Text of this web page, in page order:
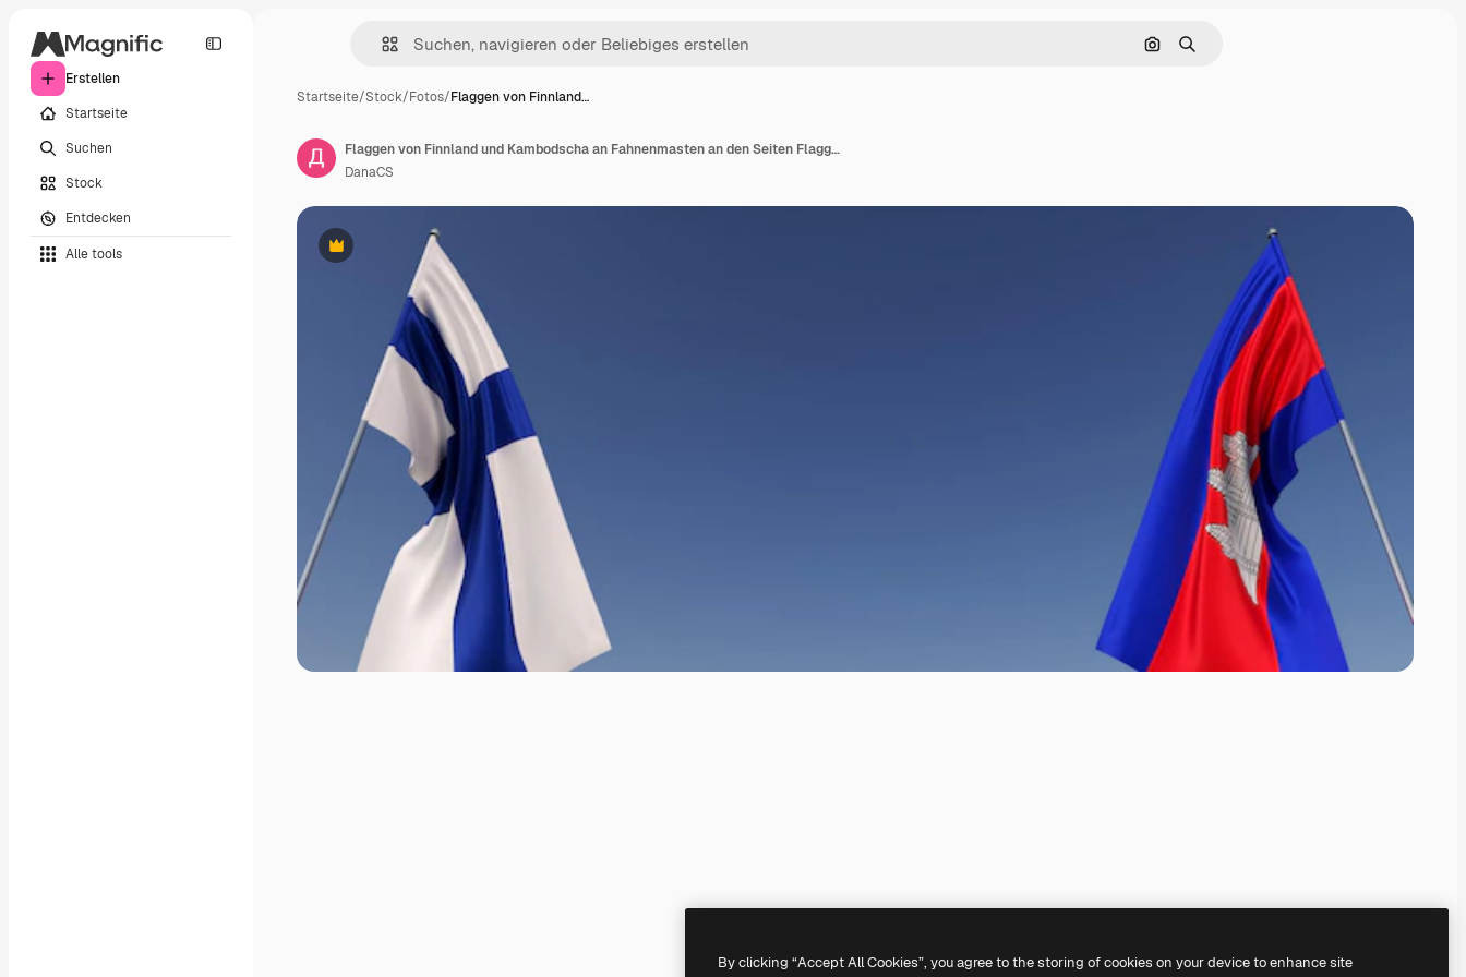
Erstellen
Startseite
Suchen
Stock
Entdecken
Alle tools
Nach Bild suchen
Suchen
Startseite/Stock/Fotos/Flaggen von Finnland…
Premium
Flaggen von Finnland und Kambodscha an Fahnenmasten an den Seiten Flaggen auf blauem Hintergrund Platz für Text Finnisch Helsinki Phnom Penh 3D-Darstellung
DanaCS
By clicking “Accept All Cookies”, you agree to the storing of cookies on your device to enhance site